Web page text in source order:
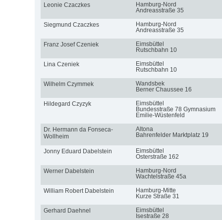
Leonie Czaczkes
Hamburg-Nord
Andreasstraße 35
Siegmund Czaczkes
Hamburg-Nord
Andreasstraße 35
Franz Josef Czeniek
Eimsbüttel
Rutschbahn 10
Lina Czeniek
Eimsbüttel
Rutschbahn 10
Wilhelm Czymmek
Wandsbek
Berner Chaussee 16
Hildegard Czyzyk
Eimsbüttel
Bundesstraße 78 Gymnasium
Emilie-Wüstenfeld
Dr. Hermann da Fonseca-
Wollheim
Altona
Bahrenfelder Marktplatz 19
Jonny Eduard Dabelstein
Eimsbüttel
Osterstraße 162
Werner Dabelstein
Hamburg-Nord
Wachtelstraße 45a
William Robert Dabelstein
Hamburg-Mitte
Kurze Straße 31
Gerhard Daehnel
Eimsbüttel
Isestraße 28